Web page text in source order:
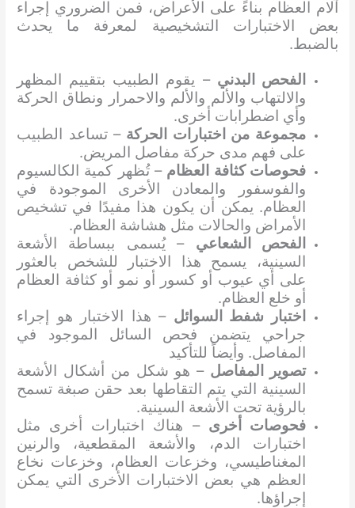
آلام العظام بناءً على الأعراض، فمن الضروري إجراء
بعض الاختبارات التشخيصية لمعرفة ما يحدث
بالضبط.
الفحص البدني – يقوم الطبيب بتقييم المظهر
والالتهاب والألم والألم والاحمرار ونطاق الحركة
وأي اضطرابات أخرى.
مجموعة من اختبارات الحركة – تساعد الطبيب
على فهم مدى حركة مفاصل المريض.
فحوصات كثافة العظام – تُظهر كمية الكالسيوم
والفوسفور والمعادن الأخرى الموجودة في
العظام. يمكن أن يكون هذا مفيدًا في تشخيص
الأمراض والحالات مثل هشاشة العظام.
الفحص الشعاعي – يُسمى ببساطة الأشعة
السينية، يسمح هذا الاختبار للشخص بالعثور
على أي عيوب أو كسور أو نمو أو كثافة العظام
أو خلع العظام.
اختبار شفط السوائل – هذا الاختبار هو إجراء
جراحي يتضمن فحص السائل الموجود في
المفاصل. وأيضاً للتأكيد
تصوير المفاصل – هو شكل من أشكال الأشعة
السينية التي يتم التقاطها بعد حقن صبغة تسمح
بالرؤية تحت الأشعة السينية.
فحوصات أخرى – هناك اختبارات أخرى مثل
اختبارات الدم، والأشعة المقطعية، والرنين
المغناطيسي، وخزعات العظام، وخزعات نخاع
العظم هي بعض الاختبارات الأخرى التي يمكن
إجراؤها.